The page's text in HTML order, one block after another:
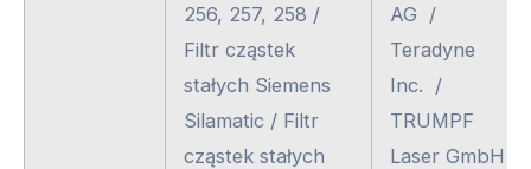
256, 257, 258 /
Filtr cząstek
stałych Siemens
Silamatic / Filtr
cząstek stałych
AG /
Teradyne
Inc. /
TRUMPF
Laser GmbH